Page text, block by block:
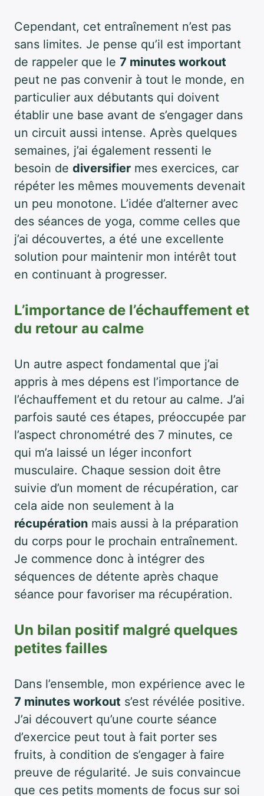
Cependant, cet entraînement n’est pas
sans limites. Je pense qu’il est important
de rappeler que le 7 minutes workout
peut ne pas convenir à tout le monde, en
particulier aux débutants qui doivent
établir une base avant de s’engager dans
un circuit aussi intense. Après quelques
semaines, j’ai également ressenti le
besoin de diversifier mes exercices, car
répéter les mêmes mouvements devenait
un peu monotone. L’idée d’alterner avec
des séances de yoga, comme celles que
j’ai découvertes, a été une excellente
solution pour maintenir mon intérêt tout
en continuant à progresser.
L’importance de l’échauffement et
du retour au calme
Un autre aspect fondamental que j’ai
appris à mes dépens est l’importance de
l’échauffement et du retour au calme. J’ai
parfois sauté ces étapes, préoccupée par
l’aspect chronométré des 7 minutes, ce
qui m’a laissé un léger inconfort
musculaire. Chaque session doit être
suivie d’un moment de récupération, car
cela aide non seulement à la
récupération mais aussi à la préparation
du corps pour le prochain entraînement.
Je commence donc à intégrer des
séquences de détente après chaque
séance pour favoriser ma récupération.
Un bilan positif malgré quelques
petites failles
Dans l’ensemble, mon expérience avec le
7 minutes workout s’est révélée positive.
J’ai découvert qu’une courte séance
d’exercice peut tout à fait porter ses
fruits, à condition de s’engager à faire
preuve de régularité. Je suis convaincue
que ces petits moments de focus sur soi